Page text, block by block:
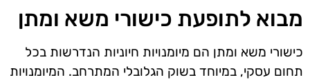
מבוא לתופעת כישורי משא ומתן
כישורי משא ומתן הם מיומנויות חיוניות הנדרשות בכל
תחום עסקי, במיוחד בשוק הגלובלי המתרחב. המיומנויות